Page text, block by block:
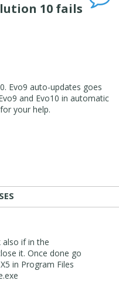
10 fails
Evo9 auto-updates goes
and Evo10 in automatic
your help.
also if in the
it. Once done go
in Program Files